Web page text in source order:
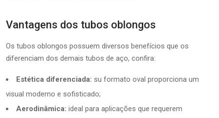
Vantagens dos tubos oblongos
Os tubos oblongos possuem diversos benefícios que os
diferenciam dos demais tubos de aço, confira:
Estética diferenciada: su formato oval proporciona um
visual moderno e sofisticado;
Aerodinâmica: ideal para aplicações que requerem